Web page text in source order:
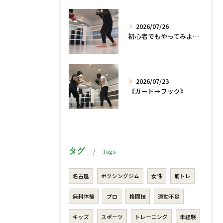
2026/07/26
初心者でもやってみよう、格闘技でダイエット、脂肪燃焼🔥
2026/07/23
《ガード→フック》
タグ Tags
名古屋 ボクシングジム 女性 筋トレ
無料体験 プロ 格闘技 運動不足
キッズ スポーツ トレーニング 未経験